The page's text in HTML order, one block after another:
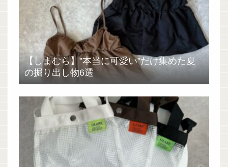
【しまむら】”本当に可愛い”だけ集めた夏
の掘り出し物6選